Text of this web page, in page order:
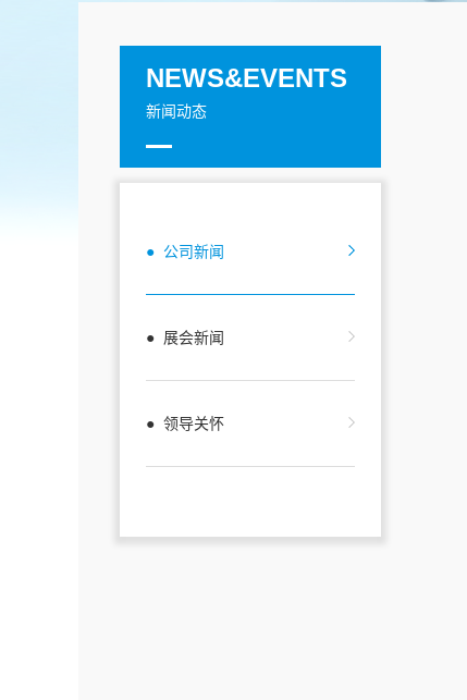
NEWS&EVENTS
新闻动态
● 公司新闻
● 展会新闻
● 领导关怀